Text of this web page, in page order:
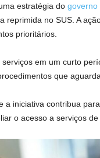
estratégia do governo
reprimida no SUS. A
prioritários.
serviços em um curto
que
a iniciativa contribua
o acesso a serviços